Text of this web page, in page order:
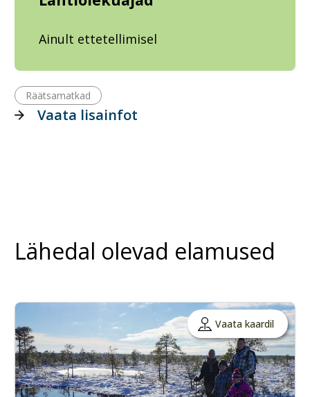
Ainult ettetellimisel
Räätsamatkad
Vaata lisainfot
Lähedal olevad elamused
Vaata kaardil